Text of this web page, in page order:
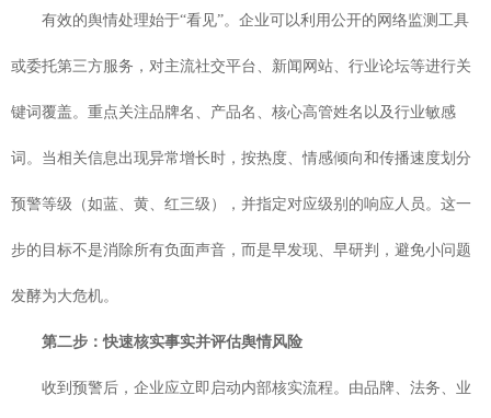
有效的舆情处理始于“看见”。企业可以利用公开的网络监测工具
或委托第三方服务，对主流社交平台、新闻网站、行业论坛等进行关
键词覆盖。重点关注品牌名、产品名、核心高管姓名以及行业敏感
词。当相关信息出现异常增长时，按热度、情感倾向和传播速度划分
预警等级（如蓝、黄、红三级），并指定对应级别的响应人员。这一
步的目标不是消除所有负面声音，而是早发现、早研判，避免小问题
发酵为大危机。
第二步：快速核实事实并评估舆情风险
收到预警后，企业应立即启动内部核实流程。由品牌、法务、业